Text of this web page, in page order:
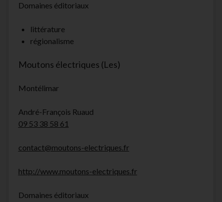
Domaines éditoriaux
littérature
régionalisme
Moutons électriques (Les)
Montélimar
André-François Ruaud
09 53 38 58 61
contact@moutons-electriques.fr
http://www.moutons-electriques.fr
Domaines éditoriaux